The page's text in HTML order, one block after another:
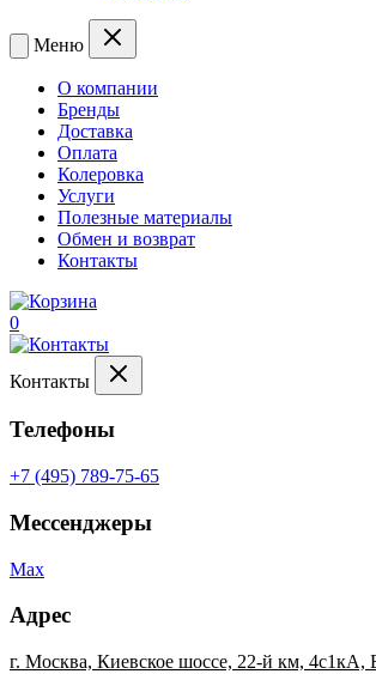
Меню
О компании
Бренды
Доставка
Оплата
Колеровка
Услуги
Полезные материалы
Обмен и возврат
Контакты
0
Контакты
Телефоны
+7 (495) 789-75-65
Мессенджеры
Max
Адрес
г. Москва, Киевское шоссе, 22-й км, 4с1кА,